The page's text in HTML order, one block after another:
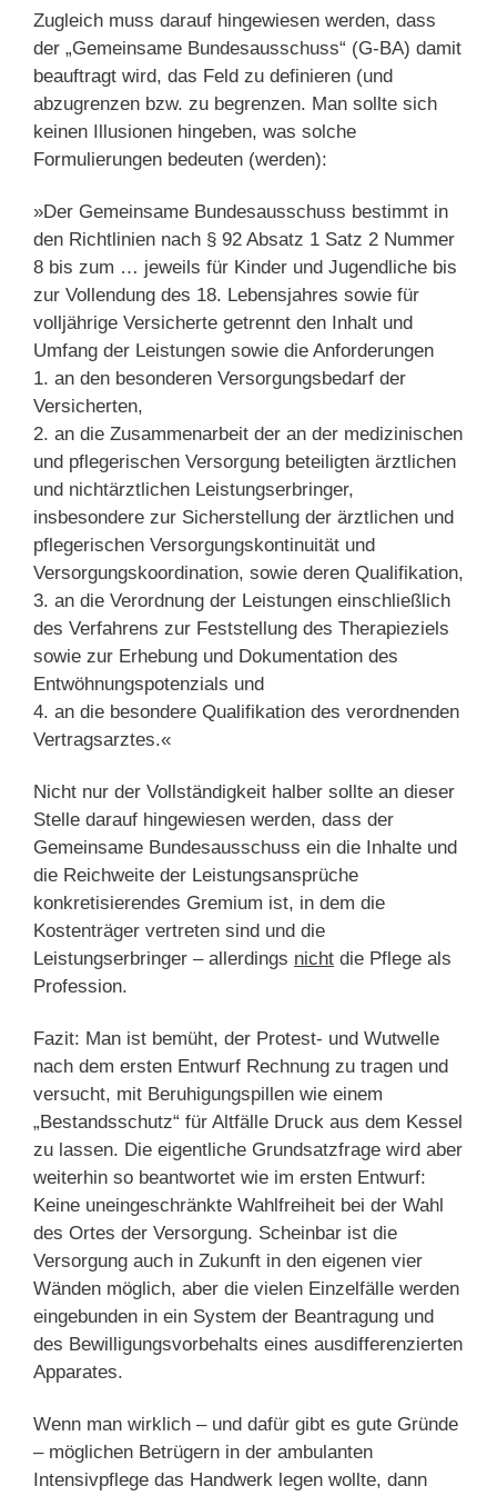
Zugleich muss darauf hingewiesen werden, dass
der „Gemeinsame Bundesausschuss“ (G-BA) damit
beauftragt wird, das Feld zu definieren (und
abzugrenzen bzw. zu begrenzen. Man sollte sich
keinen Illusionen hingeben, was solche
Formulierungen bedeuten (werden):
»Der Gemeinsame Bundesausschuss bestimmt in
den Richtlinien nach § 92 Absatz 1 Satz 2 Nummer
8 bis zum … jeweils für Kinder und Jugendliche bis
zur Vollendung des 18. Lebensjahres sowie für
volljährige Versicherte getrennt den Inhalt und
Umfang der Leistungen sowie die Anforderungen
1. an den besonderen Versorgungsbedarf der
Versicherten,
2. an die Zusammenarbeit der an der medizinischen
und pflegerischen Versorgung beteiligten ärztlichen
und nichtärztlichen Leistungserbringer,
insbesondere zur Sicherstellung der ärztlichen und
pflegerischen Versorgungskontinuität und
Versorgungskoordination, sowie deren Qualifikation,
3. an die Verordnung der Leistungen einschließlich
des Verfahrens zur Feststellung des Therapieziels
sowie zur Erhebung und Dokumentation des
Entwöhnungspotenzials und
4. an die besondere Qualifikation des verordnenden
Vertragsarztes.«
Nicht nur der Vollständigkeit halber sollte an dieser
Stelle darauf hingewiesen werden, dass der
Gemeinsame Bundesausschuss ein die Inhalte und
die Reichweite der Leistungsansprüche
konkretisierendes Gremium ist, in dem die
Kostenträger vertreten sind und die
Leistungserbringer – allerdings nicht die Pflege als
Profession.
Fazit: Man ist bemüht, der Protest- und Wutwelle
nach dem ersten Entwurf Rechnung zu tragen und
versucht, mit Beruhigungspillen wie einem
„Bestandsschutz“ für Altfälle Druck aus dem Kessel
zu lassen. Die eigentliche Grundsatzfrage wird aber
weiterhin so beantwortet wie im ersten Entwurf:
Keine uneingeschränkte Wahlfreiheit bei der Wahl
des Ortes der Versorgung. Scheinbar ist die
Versorgung auch in Zukunft in den eigenen vier
Wänden möglich, aber die vielen Einzelfälle werden
eingebunden in ein System der Beantragung und
des Bewilligungsvorbehalts eines ausdifferenzierten
Apparates.
Wenn man wirklich – und dafür gibt es gute Gründe
– möglichen Betrügern in der ambulanten
Intensivpflege das Handwerk legen wollte, dann